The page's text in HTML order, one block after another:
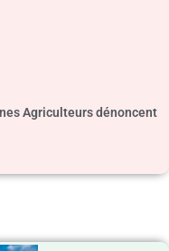
Agriculteurs dénoncent